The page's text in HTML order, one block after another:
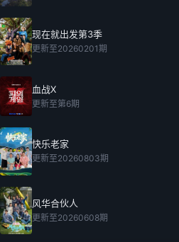
现在就出发第3季
更新至20260201期
血战X
更新至第6期
快乐老家
更新至20260803期
风华合伙人
更新至20260608期